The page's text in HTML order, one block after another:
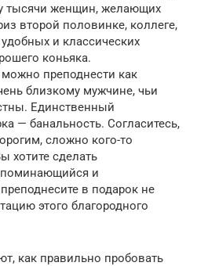
тысячи женщин, желающих
второй половинке, коллеге,
и классических
коньяка.
преподнести как
близкому мужчине, чьи
Единственный
— банальность. Согласитесь,
сложно кого-то
хотите сделать
и
в подарок не
этого благородного
как правильно пробовать